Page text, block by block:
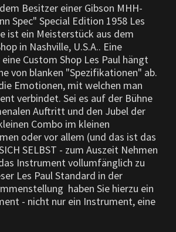
Besitzer einer Gibson MHH-
Spec" Special Edition 1958 Les
ist ein Meisterstück aus dem
in Nashville, U.S.A.. Eine
Custom Shop Les Paul hängt
von blanken "Spezifikationen" ab.
Emotionen, mit welchen man
verbindet. Sei es auf der Bühne
Auftritt und den Jubel der
Combo im kleinen
oder vor allem (und das ist das
SELBST - zum Auszeit Nehmen
Instrument vollumfänglich zu
Les Paul Standard in der
haben Sie hierzu ein
- nicht nur ein Instrument, eine